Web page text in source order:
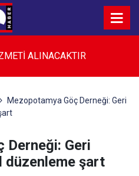
ALINACAKTIR
Mezopotamya Göç Derneği: Geri
Derneği: Geri
düzenleme şart